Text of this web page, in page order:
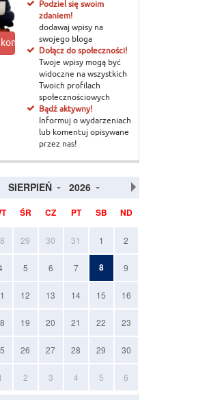
Podziel się swoim
zdaniem!
dodawaj wpisy na
swojego bloga
Dołącz do społeczności!
Twoje wpisy mogą być
widoczne na wszystkich
Twoich profilach
społecznościowych
Bądź aktywny!
Informuj o wydarzeniach
lub komentuj opisywane
przez nas!
SIERPIEŃ 2026
ŚR CZ PT SB ND
29 30 31 1 2
5 6 7 8 9
12 13 14 15 16
19 20 21 22 23
26 27 28 29 30
2 3 4 5 6